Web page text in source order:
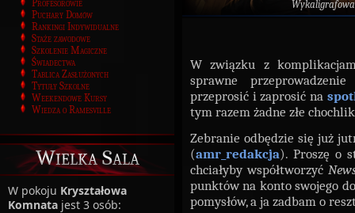
Profesorowie
Puchary Domów
Rankingi Indywidualne
Staże zawodowe
Szkolenie Magiczne
Świadectwa
Tablica Zasłużonych
Tytuły Szkolne
Weekendowe Kursy
Wiedza o Ramesville
Wielka Sala
W pokoju Kryształowa
Komnata jest 3 osób:
W związku z
sprawne
przeprosić i zaprosić na
tym razem żadne złe
Zebranie odbędzie się już
(amr_redakcja). Proszę o
chciałyby współtworzyć
punktów na konto swojego
pomysłów, a ja zadbam o